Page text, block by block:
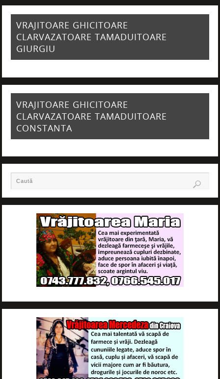
VRAJITOARE GHICITOARE
CLARVAZATOARE TAMADUITOARE
GIURGIU
VRAJITOARE GHICITOARE
CLARVAZATOARE TAMADUITOARE
CONSTANTA